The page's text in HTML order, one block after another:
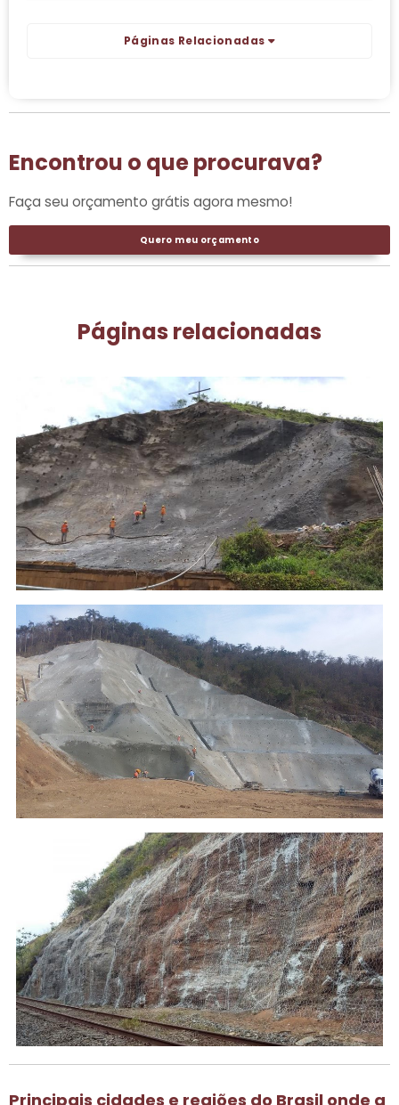
Páginas Relacionadas
Encontrou o que procurava?
Faça seu orçamento grátis agora mesmo!
Quero meu orçamento
Páginas relacionadas
Principais cidades e regiões do Brasil onde a